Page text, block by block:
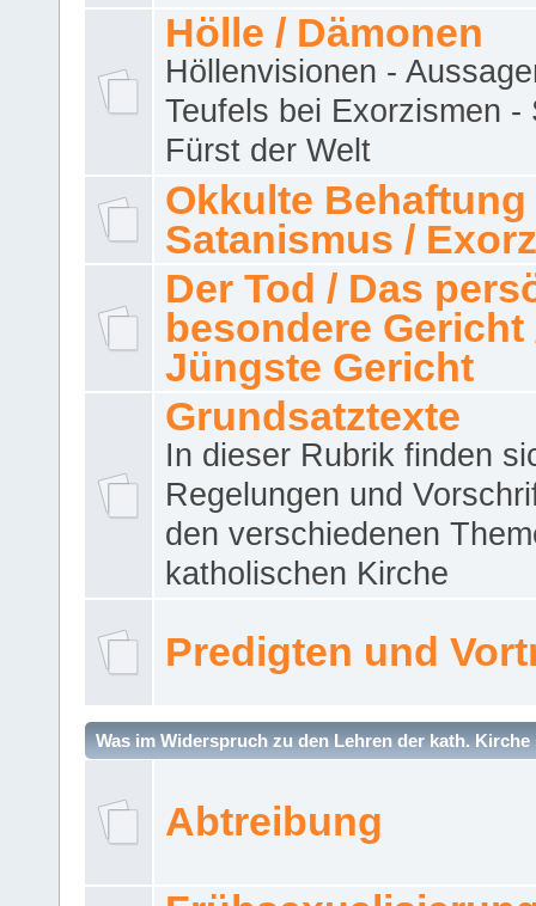
Hölle / Dämonen
Höllenvisionen -
Teufels bei Exorzismen -
Fürst der Welt
Okkulte Behaftung
Satanismus /
Der Tod / Das
besondere Gericht
Jüngste Gericht
Grundsatztexte
In dieser Rubrik finden
Regelungen und
den verschiedenen
katholischen Kirche
Predigten und
Was im Widerspruch zu den Lehren der kath. Kirche
Abtreibung